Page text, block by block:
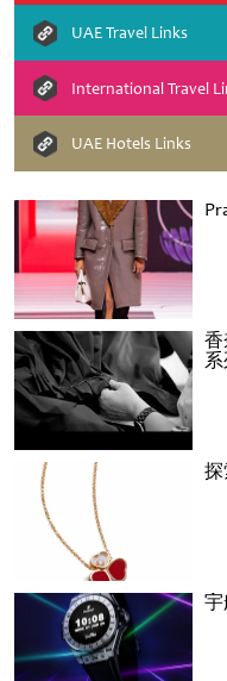
香
系
探
宇
UAE Travel Links
International Travel
UAE Hotels Links